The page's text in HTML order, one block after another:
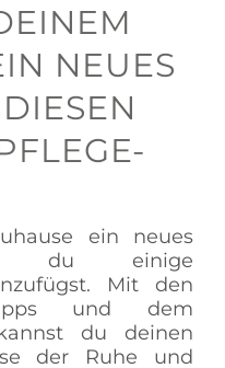
NEUES
ein neues
du einige
Mit den
und dem
du deinen
der Ruhe und